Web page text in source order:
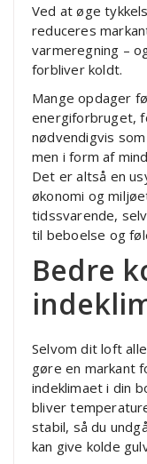
Ved at øge
reduceres
varmeregning –
forbliver koldt.
Mange opdager
energiforbruget,
nødvendigvis
men i form af
Det er altså en
økonomi og
tidssvarende,
til beboelse og
Bedre
Selvom dit loft
gøre en markant
indeklimaet i din
bliver
stabil, så du
kan give kolde